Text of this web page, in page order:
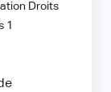
Droits
1